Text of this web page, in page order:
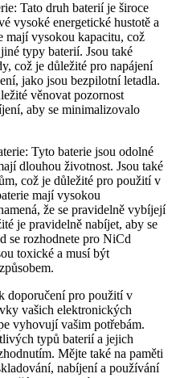
Tato druh baterií je široce
vysoké energetické hustotě a
mají vysokou kapacitu, což
typy baterií. Jsou také
což je důležité pro napájení
jako jsou bezpilotní letadla.
věnovat pozornost
aby se minimalizovalo
Tyto baterie jsou odolné
dlouhou životnost. Jsou také
což je důležité pro použití v
mají vysokou
že se pravidelně vybíjejí
je pravidelně nabíjet, aby se
se rozhodnete pro NiCd
toxické a musí být
doporučení pro použití v
vašich elektronických
vyhovují vašim potřebám.
typů baterií a jejich
Mějte také na paměti
nabíjení a používání